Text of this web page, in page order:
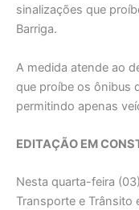
sinalizações que
Barriga.
A medida atende ao
que proíbe os ônibus
permitindo apenas
EDITAÇÃO EM
Nesta quarta-feira
Transporte e Trânsito